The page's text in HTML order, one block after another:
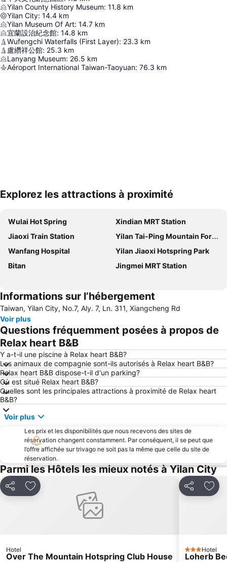
Yilan County History Museum: 11.8 km
Yilan City: 14.4 km
Yilan Museum Of Art: 14.7 km
宜蘭設治紀念館: 14.8 km
Wufengchi Waterfalls (First Layer): 23.3 km
盧纘祥公館: 25.3 km
Lanyang Museum: 26.5 km
Aéroport International Taiwan-Taoyuan: 76.3 km
Explorez les attractions à proximité
Wulai Hot Spring
Xindian MRT Station
Jiaoxi Train Station
Yilan Tai-Ping Mountain Forest area
Wanfang Hospital
Yilan Jiaoxi Hotspring Park
Bitan
Jingmei MRT Station
Informations sur l’hébergement
Taiwan, Yilan City, No.7, Aly. 7, Ln. 311, Xiangcheng Rd
Voir plus
Questions fréquemment posées à propos de
Relax heart B&B
Y a-t-il une piscine à Relax heart B&B?
Les animaux de compagnie sont-ils autorisés à Relax heart B&B?
Relax heart B&B dispose-t-il d'un parking?
Où est situé Relax heart B&B?
Quelles sont les principales attractions à proximité de Relax heart
B&B?
Voir plus
Les prix et les disponibilités que nous recevons des sites de
réservation changent constamment. Par conséquent, il se peut que
l’offre affichée sur trivago ne soit pas la même que celle du site de
réservation.
Parmi les Hôtels les mieux notés à Yilan City
PartagerAjouter à mes favoris
Hotel
Over The Mountain Hotspring Club House
Partager
3 Étoiles
Hotel
Loherb